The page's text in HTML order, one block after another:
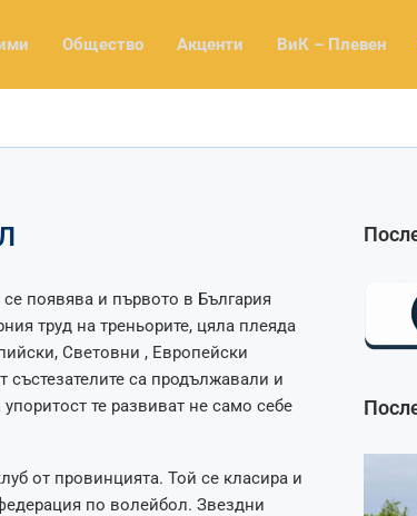
Общество Акценти ВиК – Плевен
появява и първото в България
труд на треньорите, цяла плеяда
Световни , Европейски
състезателите са продължавали и
те развиват не само себе
от провинцията. Той се класира и
по волейбол. Звездни